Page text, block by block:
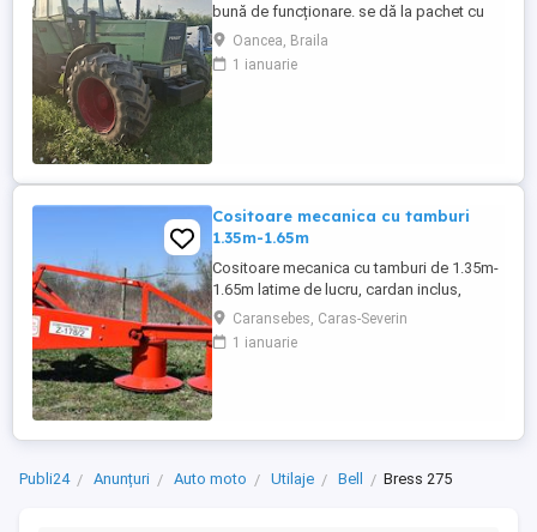
bună de funcționare. se dă la pachet cu
plug lemken 2+1+1 si disc gd 3.4m.mai
multe detalii la telefon
Oancea, Braila
1 ianuarie
Cositoare mecanica cu tamburi
1.35m-1.65m
Cositoare mecanica cu tamburi de 1.35m-
1.65m latime de lucru, cardan inclus,
prelata, cheie de cutite Transport in toate
judetele
Caransebes, Caras-Severin
1 ianuarie
Publi24 Anunțuri Auto moto Utilaje Bell Bress 275